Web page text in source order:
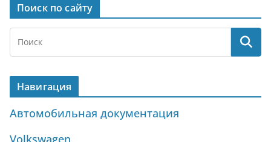
Поиск по сайту
Навигация
Автомобильная документация
Volkswagen